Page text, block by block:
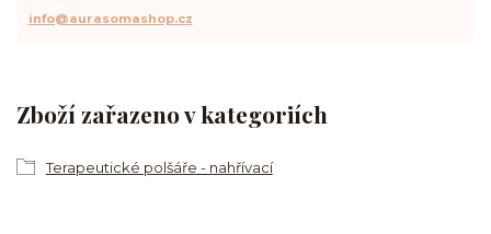
Zboží zařazeno v kategoriích
Terapeutické polšáře - nahřívací
info@aurasomashop.cz